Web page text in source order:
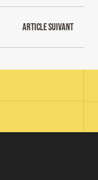
Article suivant